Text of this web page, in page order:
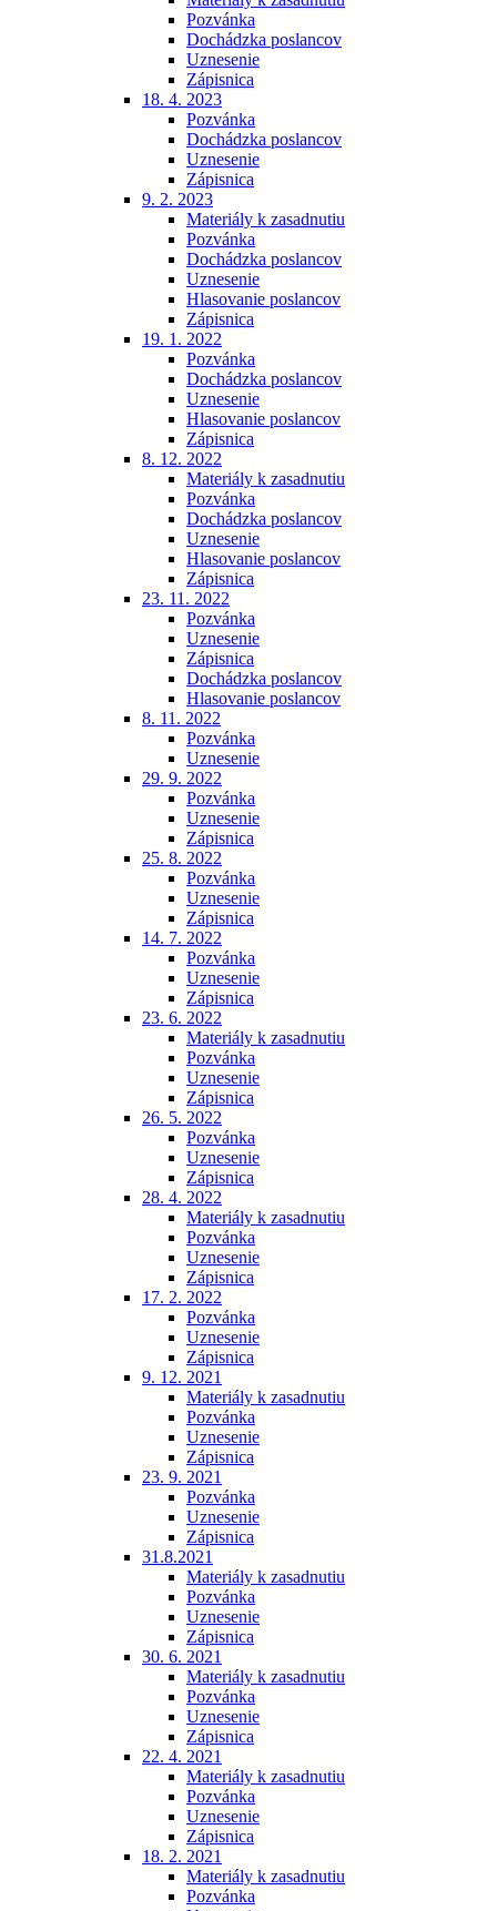
Pozvánka
Dochádzka poslancov
Uznesenie
Zápisnica
18. 4. 2023
Pozvánka
Dochádzka poslancov
Uznesenie
Zápisnica
9. 2. 2023
Materiály k zasadnutiu
Pozvánka
Dochádzka poslancov
Uznesenie
Hlasovanie poslancov
Zápisnica
19. 1. 2022
Pozvánka
Dochádzka poslancov
Uznesenie
Hlasovanie poslancov
Zápisnica
8. 12. 2022
Materiály k zasadnutiu
Pozvánka
Dochádzka poslancov
Uznesenie
Hlasovanie poslancov
Zápisnica
23. 11. 2022
Pozvánka
Uznesenie
Zápisnica
Dochádzka poslancov
Hlasovanie poslancov
8. 11. 2022
Pozvánka
Uznesenie
29. 9. 2022
Pozvánka
Uznesenie
Zápisnica
25. 8. 2022
Pozvánka
Uznesenie
Zápisnica
14. 7. 2022
Pozvánka
Uznesenie
Zápisnica
23. 6. 2022
Materiály k zasadnutiu
Pozvánka
Uznesenie
Zápisnica
26. 5. 2022
Pozvánka
Uznesenie
Zápisnica
28. 4. 2022
Materiály k zasadnutiu
Pozvánka
Uznesenie
Zápisnica
17. 2. 2022
Pozvánka
Uznesenie
Zápisnica
9. 12. 2021
Materiály k zasadnutiu
Pozvánka
Uznesenie
Zápisnica
23. 9. 2021
Pozvánka
Uznesenie
Zápisnica
31.8.2021
Materiály k zasadnutiu
Pozvánka
Uznesenie
Zápisnica
30. 6. 2021
Materiály k zasadnutiu
Pozvánka
Uznesenie
Zápisnica
22. 4. 2021
Materiály k zasadnutiu
Pozvánka
Uznesenie
Zápisnica
18. 2. 2021
Materiály k zasadnutiu
Pozvánka